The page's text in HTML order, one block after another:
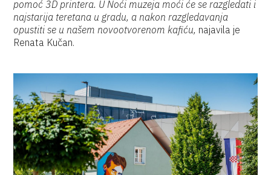
pomoć 3D printera. U Noći muzeja moći će se razgledati i
najstarija teretana u gradu, a nakon razgledavanja
opustiti se u našem novootvorenom kafiću, najavila je
Renata Kučan.